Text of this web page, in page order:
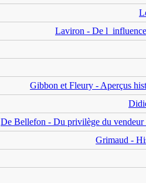
Laviron - De
Gibbon et Fleury - Aperçus
De Bellefon - Du privilège du
Grimaud -